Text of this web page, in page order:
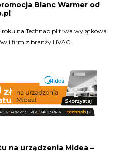
Blanc Warmer od
roku na Technab.pl trwa wyjątkowa
i firm z branży HVAC.
na urządzenia Midea –